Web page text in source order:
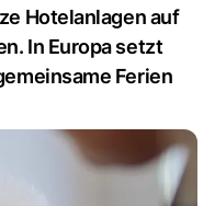
Hotelanlagen auf
In Europa setzt
Ferien